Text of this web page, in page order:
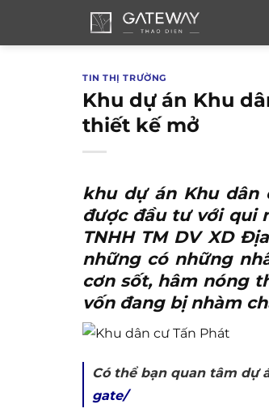
TIN THỊ TRƯỜNG
Khu dự án Khu
thiết kế mở
khu dự án Khu dân
được đầu tư với qui
TNHH TM DV XD
những có những
cơn sốt, hâm nóng
vốn đang bị nhàm
Có thể bạn quan tâm dự
gate/